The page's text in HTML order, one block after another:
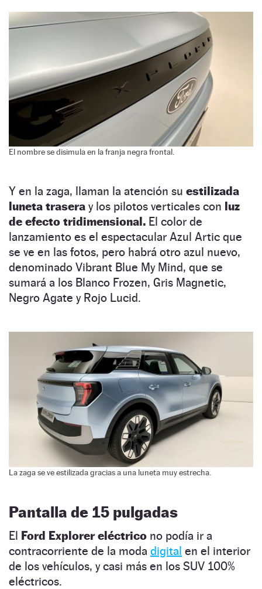
El nombre se disimula en la franja negra frontal.
Y en la zaga, llaman la atención su estilizada
luneta trasera y los pilotos verticales con luz
de efecto tridimensional. El color de
lanzamiento es el espectacular Azul Artic que
se ve en las fotos, pero habrá otro azul nuevo,
denominado Vibrant Blue My Mind, que se
sumará a los Blanco Frozen, Gris Magnetic,
Negro Agate y Rojo Lucid.
La zaga se ve estilizada gracias a una luneta muy estrecha.
Pantalla de 15 pulgadas
El Ford Explorer eléctrico no podía ir a
contracorriente de la moda digital en el interior
de los vehículos, y casi más en los SUV 100%
eléctricos.